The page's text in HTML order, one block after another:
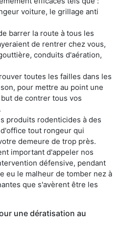
voiture, le grillage anti
barrer la route à tous les
de rentrer chez vous,
conduits d'aération,
toutes les failles dans les
pour mettre au point une
de contrer tous vos
produits rodenticides à des
tout rongeur qui
demeure de trop près.
important d'appeler nos
défensive, pendant
eu le malheur de tomber nez à
que s'avèrent être les
une dératisation au